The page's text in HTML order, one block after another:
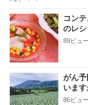
コン
のレシ
89ビュー
がん
います
86ビュー